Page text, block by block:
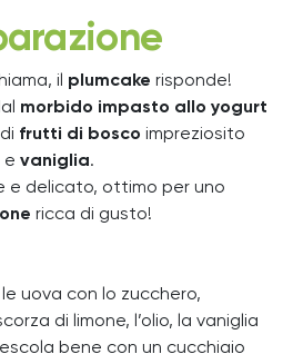
il plumcake risponde!
morbido impasto allo yogurt
frutti di bosco impreziosito
e vaniglia.
e delicato, ottimo per uno
ricca di gusto!
uova con lo zucchero,
di limone, l’olio, la vaniglia
bene con un cucchiaio